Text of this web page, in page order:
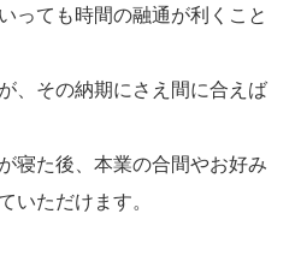
っても時間の融通が利くこと
、その納期にさえ間に合えば
寝た後、本業の合間やお好み
いただけます。